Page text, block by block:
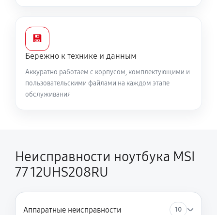
💾
Бережно к технике и данным
Аккуратно работаем с корпусом, комплектующими и
пользовательскими файлами на каждом этапе
обслуживания
Неисправности ноутбука MSI
77 12UHS208RU
Аппаратные неисправности 10